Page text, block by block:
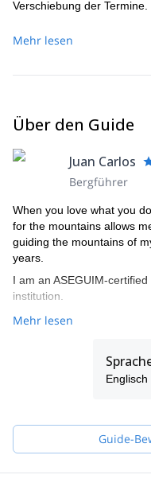
Verschiebung der Termine.
Mehr lesen
Über den Guide
Juan Carlos
Bergführer
When you love what you
for the mountains allows
guiding the mountains of
years.
I am an ASEGUIM-
institution.
Mehr lesen
Englisch
Guide-